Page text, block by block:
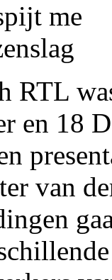
me
RTL
en 18
van